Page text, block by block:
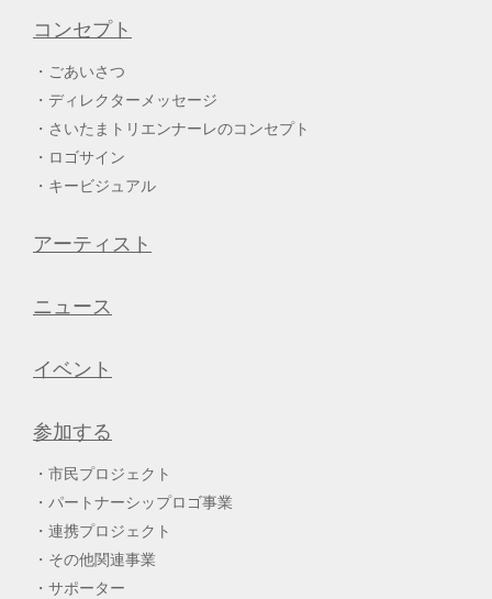
コンセプト
ごあいさつ
ディレクターメッセージ
さいたまトリエンナーレのコンセプト
ロゴサイン
キービジュアル
アーティスト
ニュース
イベント
参加する
市民プロジェクト
パートナーシップロゴ事業
連携プロジェクト
その他関連事業
サポーター